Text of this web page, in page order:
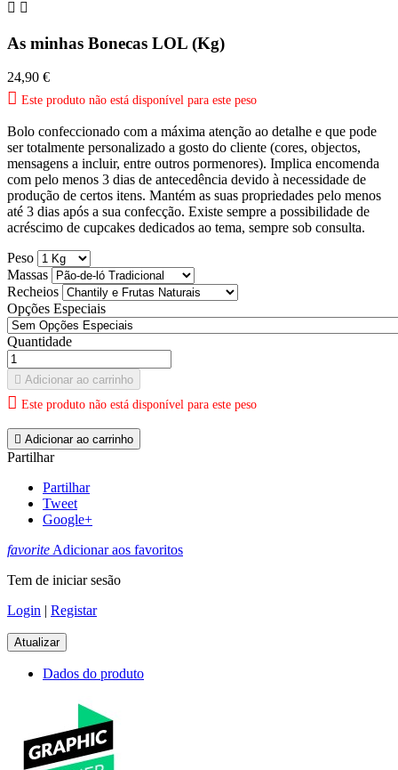
 
As minhas Bonecas LOL (Kg)
24,90 €
 Este produto não está disponível para este peso
Bolo confeccionado com a máxima atenção ao detalhe e que pode
ser totalmente personalizado a gosto do cliente (cores, objectos,
mensagens a incluir, entre outros pormenores). Implica encomenda
com pelo menos 3 dias de antecedência devido à necessidade de
produção de certos itens. Mantém as suas propriedades pelo menos
até 3 dias após a sua confecção. Existe sempre a possibilidade de
acréscimo de cupcakes dedicados ao tema, sempre sob consulta.
Peso
Massas
Recheios
Opções Especiais
Quantidade
 Adicionar ao carrinho
 Este produto não está disponível para este peso
 Adicionar ao carrinho
Partilhar
Partilhar
Tweet
Google+
favoriteAdicionar aos favoritos
Tem de iniciar sesão
Login | Registar
Dados do produto